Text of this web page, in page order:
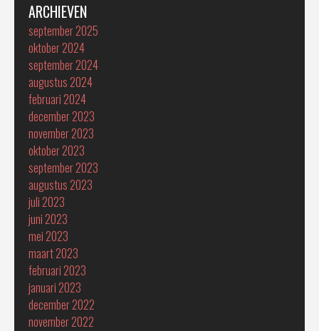
ARCHIEVEN
september 2025
oktober 2024
september 2024
augustus 2024
februari 2024
december 2023
november 2023
oktober 2023
september 2023
augustus 2023
juli 2023
juni 2023
mei 2023
maart 2023
februari 2023
januari 2023
december 2022
november 2022